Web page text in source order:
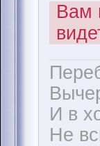
Вам
И в
Не